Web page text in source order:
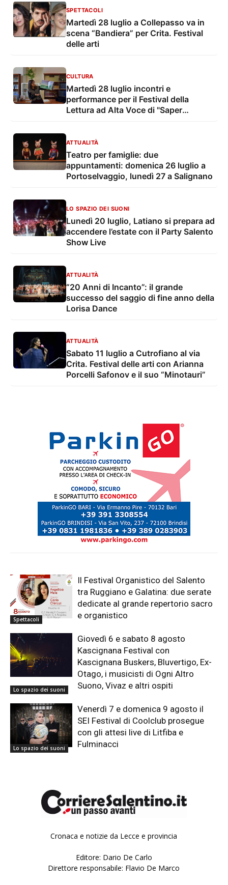
SPETTACOLI
Martedì 28 luglio a Collepasso va in
scena “Bandiera” per Crita. Festival
delle arti
CULTURA
Martedì 28 luglio incontri e
performance per il Festival della
Lettura ad Alta Voce di "Saper
ATTUALITÀ
Teatro per famiglie: due
appuntamenti: domenica 26 luglio a
Portoselvaggio, lunedì 27 a Salignano
LO SPAZIO DEI SUONI
Lunedì 20 luglio, Latiano si prepara ad
accendere l’estate con il Party Salento
Show Live
ATTUALITÀ
“20 Anni di Incanto”: il grande
successo del saggio di fine anno della
Lorisa Dance
ATTUALITÀ
Sabato 11 luglio a Cutrofiano al via
Crita. Festival delle arti con Arianna
Porcelli Safonov e il suo “Minotauri”
Spettacoli
Il Festival Organistico del Salento
tra Ruggiano e Galatina: due serate
dedicate al grande repertorio sacro
e organistico
Lo spazio dei suoni
Giovedì 6 e sabato 8 agosto
Kascignana Festival con
Kascignana Buskers, Bluvertigo, Ex-
Otago, i musicisti di Ogni Altro
Suono, Vivaz e altri ospiti
Lo spazio dei suoni
Venerdì 7 e domenica 9 agosto il
SEI Festival di Coolclub prosegue
con gli attesi live di Litfiba e
Fulminacci
Cronaca e notizie da Lecce e provincia
Editore: Dario De Carlo
Direttore responsabile: Flavio De Marco